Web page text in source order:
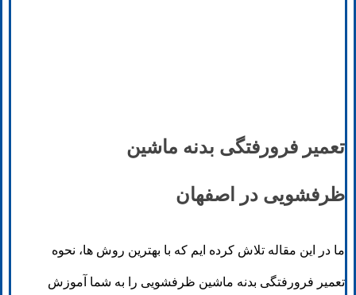
تعمیر فرورفتگی بدنه ماشین
ظرفشویی در اصفهان
ما در این مقاله تلاش کرده ایم که با بهترین روش ها، نحوه
تعمیر فرورفتگی بدنه ماشین ظرفشویی را به شما آموزش